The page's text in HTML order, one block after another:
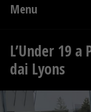
Menu
L’Under 19
dai Lyons